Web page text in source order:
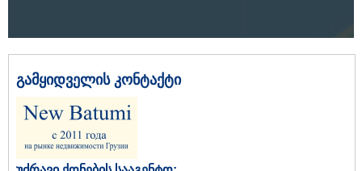
გამყიდველის კონტაქტი